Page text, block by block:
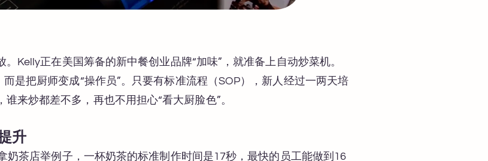
Kelly正在美国筹备的新中餐创业品牌“加味”，就准备上自动炒菜机。
是把厨师变成“操作员”。只要有标准流程（SOP），新人经过一两天培
来炒都差不多，再也不用担心“看大厨脸色”。
升
奶茶店举例子，一杯奶茶的标准制作时间是17秒，最快的员工能做到16